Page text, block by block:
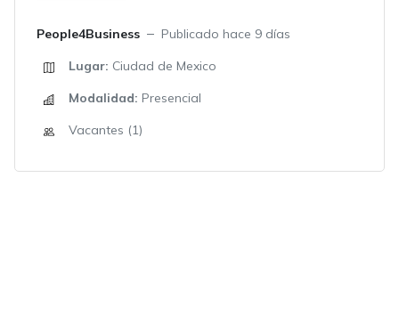
People4Business
Publicado hace 9 días
Lugar: Ciudad de Mexico
Modalidad: Presencial
Vacantes (1)